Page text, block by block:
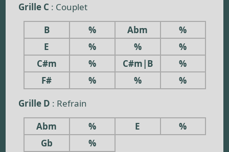
Grille C : Couplet
B
% Abm
%
E
% %
%
C#m
% C#m|B
%
F#
% %
%
Grille D : Refrain
Abm
% E
%
Gb
%